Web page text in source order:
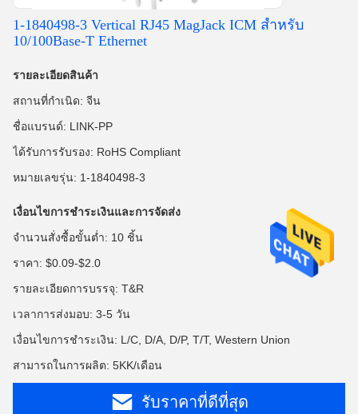
1-1840498-3 Vertical RJ45 MagJack ICM สําหรับ
10/100Base-T Ethernet
รายละเอียดสินค้า
สถานที่กำเนิด: จีน
ชื่อแบรนด์: LINK-PP
ได้รับการรับรอง: RoHS Compliant
หมายเลขรุ่น: 1-1840498-3
เงื่อนไขการชำระเงินและการจัดส่ง
จำนวนสั่งซื้อขั้นต่ำ: 10 ชิ้น
ราคา: $0.09-$2.0
รายละเอียดการบรรจุ: T&R
เวลาการส่งมอบ: 3-5 วัน
เงื่อนไขการชำระเงิน: L/C, D/A, D/P, T/T, Western Union
สามารถในการผลิต: 5KK/เดือน
รับราคาที่ดีที่สุด